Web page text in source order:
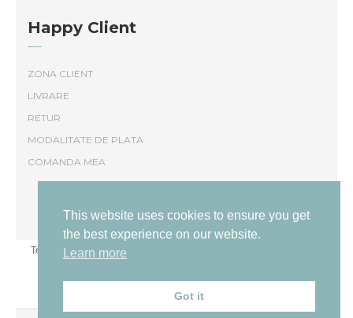
Happy Client
ZONA CLIENT
LIVRARE
RETUR
MODALITATE DE PLATA
COMANDA MEA
Termeni și conditii|Politică de confidențialitate
This website uses cookies to ensure you get
the best experience on our website.
Learn more
Got it